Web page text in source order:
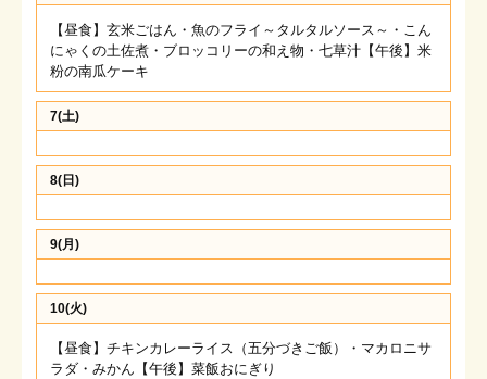
【昼食】玄米ごはん・魚のフライ～タルタルソース～・こん
にゃくの土佐煮・ブロッコリーの和え物・七草汁【午後】米
粉の南瓜ケーキ
7(土)
8(日)
9(月)
10(火)
【昼食】チキンカレーライス（五分づきご飯）・マカロニサ
ラダ・みかん【午後】菜飯おにぎり